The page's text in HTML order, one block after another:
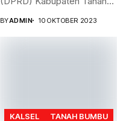
BYADMIN 10 OKTOBER 2023
KALSEL TANAH BUMBU